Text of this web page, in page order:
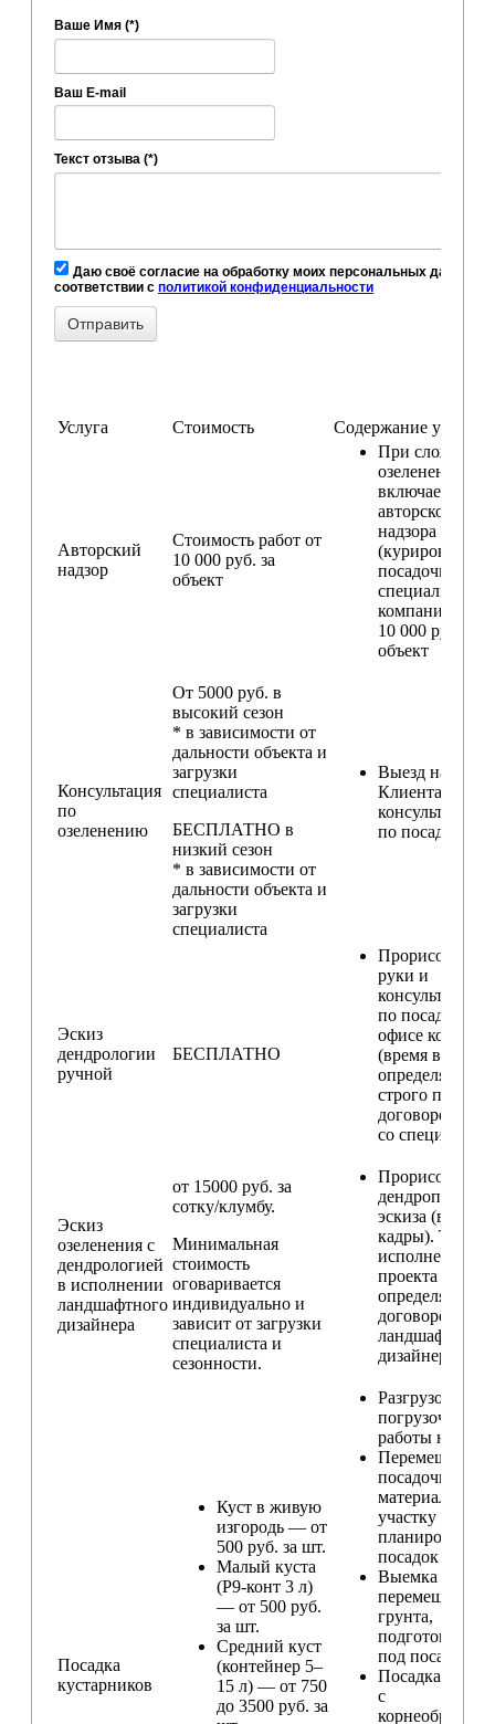
Ваше Имя (*)
Ваш E-mail
Текст отзыва (*)
Даю своё согласие на обработку моих персональных данных, в
соответствии с политикой конфиденциальности
Услуга Стоимость Содержание услуги
Авторский
надзор
Стоимость работ от
10 000 руб. за
объект
При сложном
озеленении
включаем
авторского
надзора
(курирование
посадочных
специалистом
компании) —
10 000 руб. за
объект
Консультация
по
озеленению
От 5000 руб. в
высокий сезон
* в зависимости от
дальности объекта и
загрузки
специалиста
БЕСПЛАТНО в
низкий сезон
* в зависимости от
дальности объекта и
загрузки
специалиста
Выезд на
Клиента для
по посадкам
Эскиз
дендрологии
ручной
БЕСПЛАТНО
Прорисовка от
руки и
по посадкам в
офисе
(время встречи
определяется
строго по
со
Эскиз
озеленения с
дендрологией
в исполнении
ландшафтного
дизайнера
от 15000 руб. за
сотку/клумбу.
Минимальная
стоимость
оговаривается
индивидуально и
зависит от загрузки
специалиста и
сезонности.
Прорисовка
дендроплана и
эскиза
кадры).
исполнения
проекта
определяется
ландшафтным
дизайнером
Посадка
кустарников
Куст в живую
изгородь — от
500 руб. за шт.
Малый куста
(Р9-конт 3 л)
— от 500 руб.
за шт.
Средний куст
(контейнер 5–
15 л) — от 750
до 3500 руб. за
Разгрузо-
погрузочные
работы на
Перемещение
посадочного
материала по
участку и
планирование
посадок
Выемка и
перемещение
грунта,
подготовка
под посадку
Посадка
с